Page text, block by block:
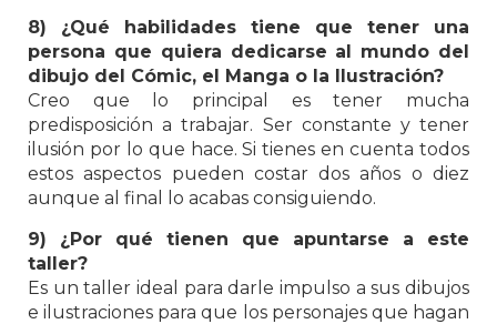
8) ¿Qué habilidades tiene que tener una
persona que quiera dedicarse al mundo del
dibujo del Cómic, el Manga o la Ilustración?
Creo que lo principal es tener mucha
predisposición a trabajar. Ser constante y tener
ilusión por lo que hace. Si tienes en cuenta todos
estos aspectos pueden costar dos años o diez
aunque al final lo acabas consiguiendo.
9) ¿Por qué tienen que apuntarse a este
taller?
Es un taller ideal para darle impulso a sus dibujos
e ilustraciones para que los personajes que hagan